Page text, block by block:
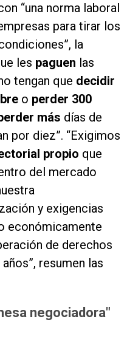
“una norma laboral
para tirar los
la
les paguen las
tengan que decidir
o perder 300
más días de
por diez”. “Exigimos
propio que
del mercado
y exigencias
económicamente
de derechos
resumen las
negociadora"